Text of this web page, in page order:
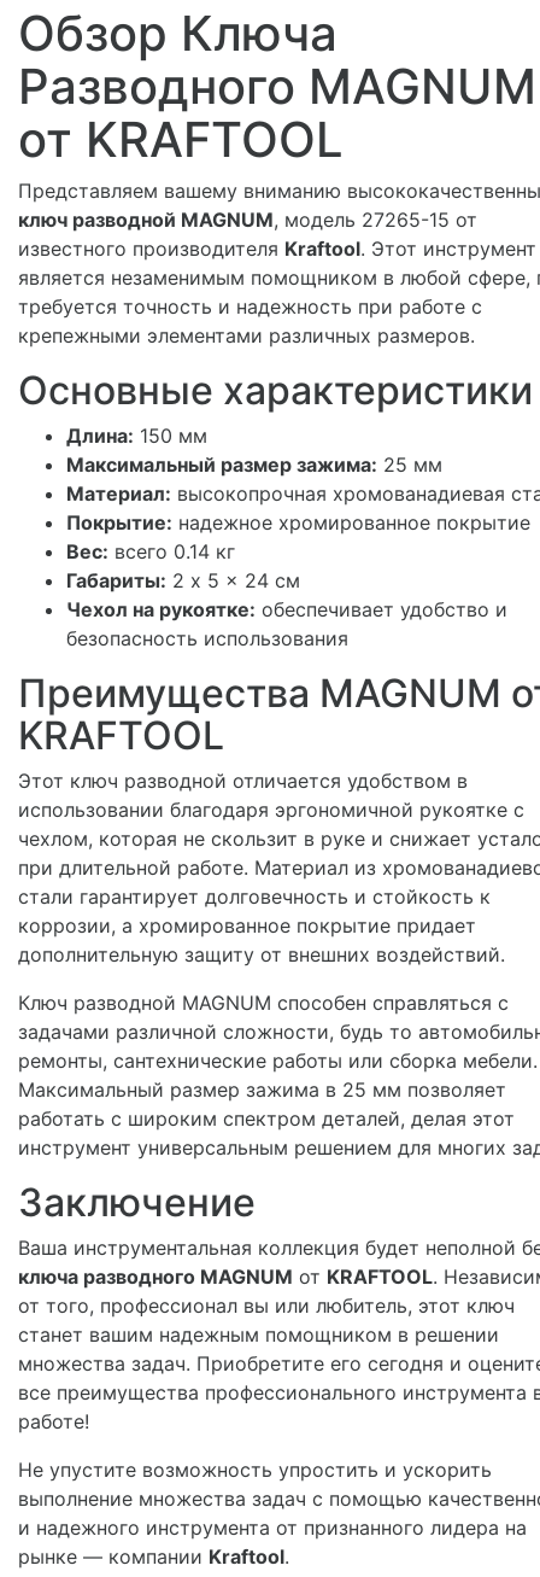
Обзор Ключа
Разводного MAGNUM
от KRAFTOOL
Представляем вашему вниманию
ключ разводной MAGNUM, модель 27265-15 от
известного производителя Kraftool. Этот инструмент
является незаменимым помощником в любой сфере,
требуется точность и надежность при работе с
крепежными элементами различных размеров.
Основные характеристики
Длина: 150 мм
Максимальный размер зажима: 25 мм
Материал: высокопрочная хромованадиевая
Покрытие: надежное хромированное покрытие
Вес: всего 0.14 кг
Габариты: 2 x 5 x 24 см
Чехол на рукоятке: обеспечивает удобство и
безопасность использования
Преимущества MAGNUM
KRAFTOOL
Этот ключ разводной отличается удобством в
использовании благодаря эргономичной рукоятке с
чехлом, которая не скользит в руке и снижает
при длительной работе. Материал из
стали гарантирует долговечность и стойкость к
коррозии, а хромированное покрытие придает
дополнительную защиту от внешних воздействий.
Ключ разводной MAGNUM способен справляться с
задачами различной сложности, будь то
ремонты, сантехнические работы или сборка мебели.
Максимальный размер зажима в 25 мм позволяет
работать с широким спектром деталей, делая этот
инструмент универсальным решением для многих
Заключение
Ваша инструментальная коллекция будет неполной
ключа разводного MAGNUM от KRAFTOOL.
от того, профессионал вы или любитель, этот ключ
станет вашим надежным помощником в решении
множества задач. Приобретите его сегодня и
все преимущества профессионального инструмента
работе!
Не упустите возможность упростить и ускорить
выполнение множества задач с помощью
и надежного инструмента от признанного лидера на
рынке — компании Kraftool.